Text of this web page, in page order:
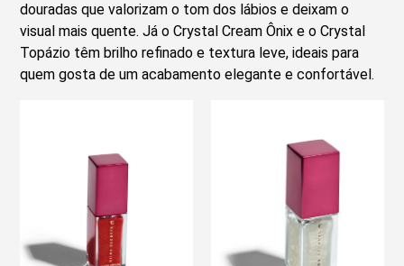
douradas que valorizam o tom dos lábios e deixam o
visual mais quente. Já o Crystal Cream Ônix e o Crystal
Topázio têm brilho refinado e textura leve, ideais para
quem gosta de um acabamento elegante e confortável.